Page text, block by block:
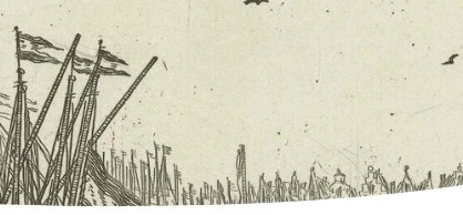
jaar loodshistorie